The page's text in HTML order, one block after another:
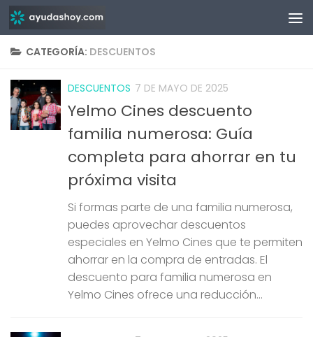
Saltar al contenido
CATEGORÍA: DESCUENTOS
DESCUENTOS 7 DE MAYO DE 2025
Yelmo Cines descuento
familia numerosa: Guía
completa para ahorrar en tu
próxima visita
Si formas parte de una familia numerosa,
puedes aprovechar descuentos
especiales en Yelmo Cines que te permiten
ahorrar en la compra de entradas. El
descuento para familia numerosa en
Yelmo Cines ofrece una reducción...